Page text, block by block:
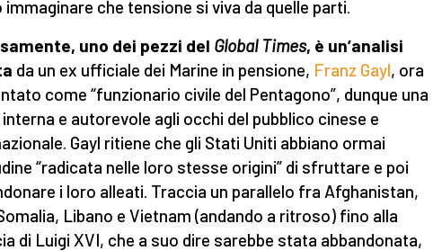
immaginare che tensione si viva da quelle parti.
uno dei pezzi del Global Times, è un’analisi
da un ex ufficiale dei Marine in pensione, Franz Gayl, ora
come “funzionario civile del Pentagono”, dunque una
e autorevole agli occhi del pubblico cinese e
Gayl ritiene che gli Stati Uniti abbiano ormai
“radicata nelle loro stesse origini” di sfruttare e poi
i loro alleati. Traccia un parallelo fra Afghanistan,
Libano e Vietnam (andando a ritroso) fino alla
di Luigi XVI, che a suo dire sarebbe stata abbandonata,